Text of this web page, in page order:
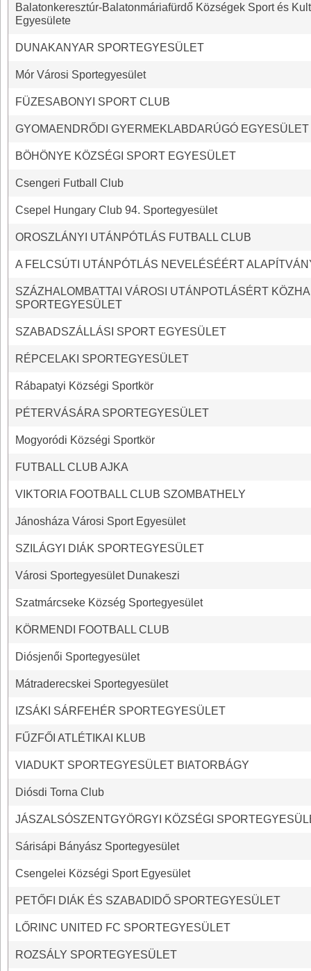
Balatonkeresztúr-Balatonmáriafürdő Községek Sport és
Egyesülete
DUNAKANYAR SPORTEGYESÜLET
Mór Városi Sportegyesület
FÜZESABONYI SPORT CLUB
GYOMAENDRŐDI GYERMEKLABDARÚGÓ EGYESÜLET
BÖHÖNYE KÖZSÉGI SPORT EGYESÜLET
Csengeri Futball Club
Csepel Hungary Club 94. Sportegyesület
OROSZLÁNYI UTÁNPÓTLÁS FUTBALL CLUB
A FELCSÚTI UTÁNPÓTLÁS NEVELÉSÉÉRT
SZÁZHALOMBATTAI VÁROSI UTÁNPOTLÁSÉRT
SPORTEGYESÜLET
SZABADSZÁLLÁSI SPORT EGYESÜLET
RÉPCELAKI SPORTEGYESÜLET
Rábapatyi Községi Sportkör
PÉTERVÁSÁRA SPORTEGYESÜLET
Mogyoródi Községi Sportkör
FUTBALL CLUB AJKA
VIKTORIA FOOTBALL CLUB SZOMBATHELY
Jánosháza Városi Sport Egyesület
SZILÁGYI DIÁK SPORTEGYESÜLET
Városi Sportegyesület Dunakeszi
Szatmárcseke Község Sportegyesület
KÖRMENDI FOOTBALL CLUB
Diósjenői Sportegyesület
Mátraderecskei Sportegyesület
IZSÁKI SÁRFEHÉR SPORTEGYESÜLET
FŰZFŐI ATLÉTIKAI KLUB
VIADUKT SPORTEGYESÜLET BIATORBÁGY
Diósdi Torna Club
JÁSZALSÓSZENTGYÖRGYI KÖZSÉGI
Sárisápi Bányász Sportegyesület
Csengelei Községi Sport Egyesület
PETŐFI DIÁK ÉS SZABADIDŐ SPORTEGYESÜLET
LŐRINC UNITED FC SPORTEGYESÜLET
ROZSÁLY SPORTEGYESÜLET